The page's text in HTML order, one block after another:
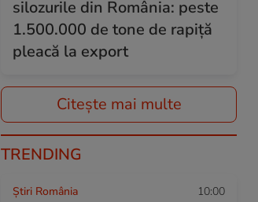
silozurile din România: peste
1.500.000 de tone de rapiță
pleacă la export
Citește mai multe
TRENDING
Știri România 10:00